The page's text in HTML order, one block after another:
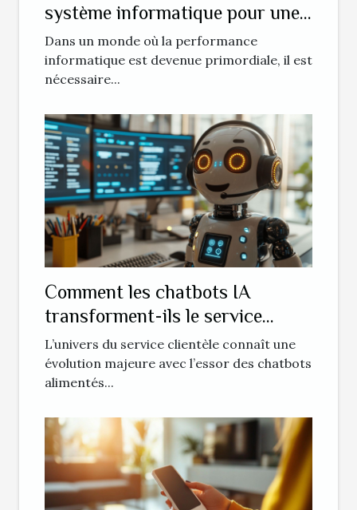
système informatique pour une
efficacité maximale ?
Dans un monde où la performance
informatique est devenue primordiale, il est
nécessaire...
Comment les chatbots IA
transforment-ils le service
clientèle ?
L’univers du service clientèle connaît une
évolution majeure avec l’essor des chatbots
alimentés...